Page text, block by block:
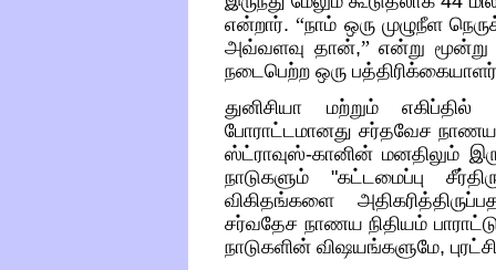
என்றார்.“நாம் ஒரு முழுநீள
அவ்வளவு தான்,” என்று
நடைபெற்ற ஒரு
துனிசியா மற்றும்
போராட்டமானது சர்தவேச
ஸ்ட்ராவுஸ்-கானின் மனதிலும்
நாடுகளும் "கட்டமைப்பு
விகிதங்களை
சர்வதேச நாணய நிதியம்
நாடுகளின் விஷயங்களுமே,